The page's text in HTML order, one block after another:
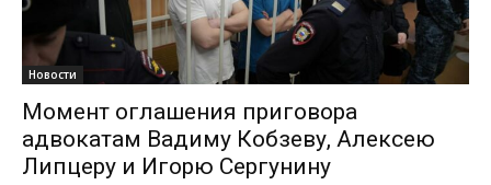
Новости
Момент оглашения приговора
адвокатам Вадиму Кобзеву, Алексею
Липцеру и Игорю Сергунину